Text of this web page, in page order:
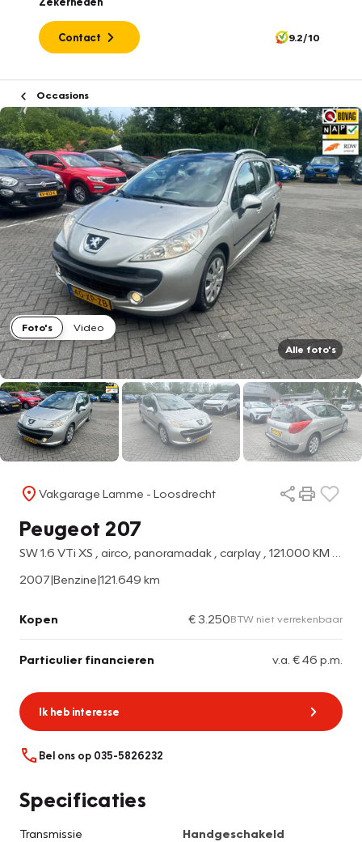
Contact 9.2/10
Occasions
Foto's
Video
Alle foto's
Vakgarage Lamme - Loosdrecht
Peugeot 207
2007|Benzine|121.649 km
Kopen € 3.250BTW niet verrekenbaar
Particulier financieren v.a. € 46 p.m.
Ik heb interesse
Bel ons op 035-5826232
Specificaties
Transmissie
Handgeschakeld